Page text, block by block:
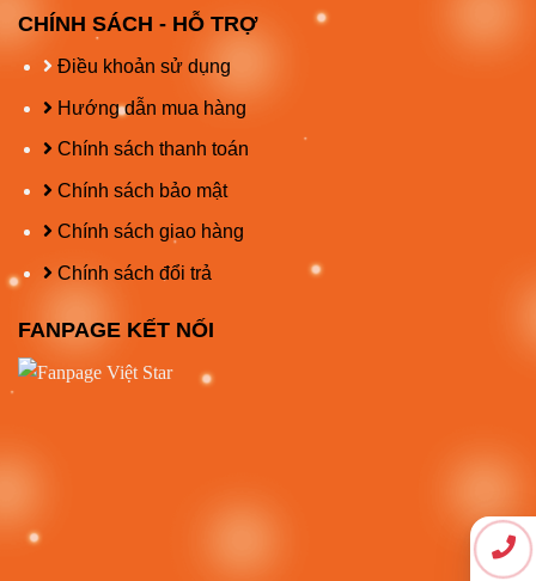
CHÍNH SÁCH - HỖ TRỢ
Điều khoản sử dụng
Hướng dẫn mua hàng
Chính sách thanh toán
Chính sách bảo mật
Chính sách giao hàng
Chính sách đổi trả
FANPAGE KẾT NỐI